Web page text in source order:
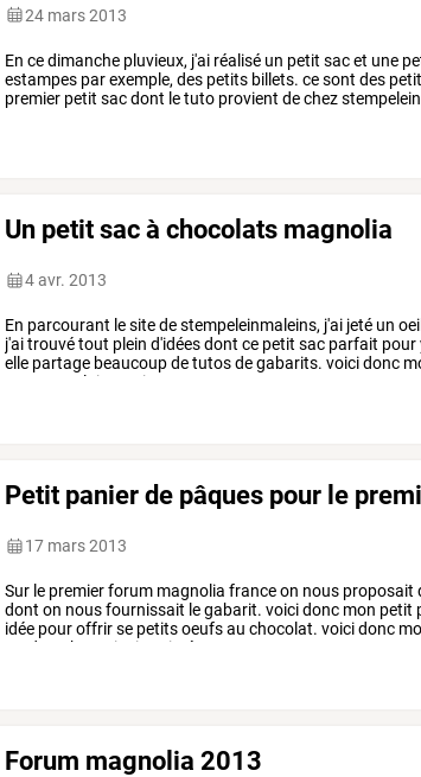
24 mars 2013
En cedimanche pluvieux, j'ai réalisé un petit sacet une
estampes parexemple, des petits billets. cesont des
premier petit sacdont letuto provient dechez
Un petit sac à chocolats magnolia
4 avr. 2013
En parcourant lesitedestempeleinmaleins, j'ai jeté un oeil
j'aitrouvétout plein d'idéesdont ce petit sac parfait pour
elle partage beaucoupdetutosdegabarits. voicidonc
plaira mais
Petit panier de pâques pour le
17 mars 2013
Sur le premierforum magnolia franceon nous proposait
dont on nousfournissait legabarit. voicidonc mon petit
idée pouroffrirse petitsoeufsau chocolat. voicidonc
cardstock,
papier imprimé
Forum magnolia 2013